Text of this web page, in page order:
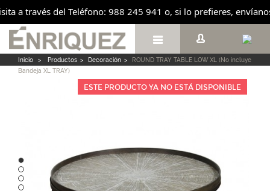
a través del Teléfono: 988 245 941 o, si lo prefieres,

Inicio > Productos > Decoración >
ROUND TRAY TABLE LOW XL (No incluye
Bandeja XL TRAY)
ESTE PRODUCTO YA NO ESTÁ DISPONIBLE